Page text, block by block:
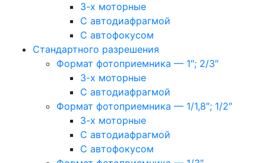
3-х моторные
С автодиафрагмой
С автофокусом
Стандартного разрешения
Формат фотоприемника — 1″; 2/3″
3-х моторные
С автодиафрагмой
Формат фотоприемника — 1/1,8″; 1/2″
3-х моторные
С автодиафрагмой
С автофокусом